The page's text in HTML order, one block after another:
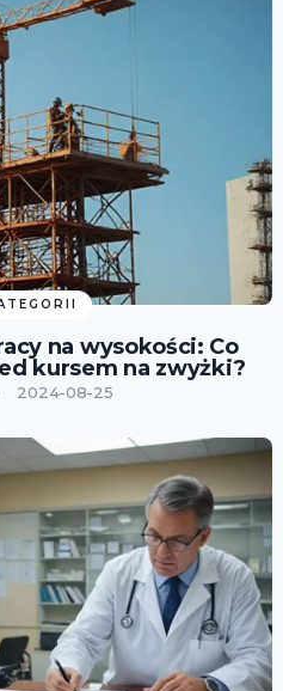
na wysokości: Co
kursem na zwyżki?
2024-08-25